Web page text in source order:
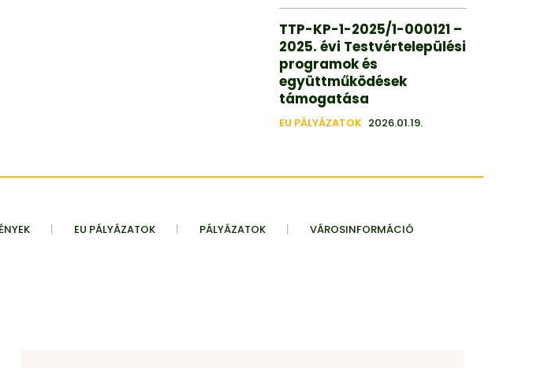
TTP-KP-1-2025/1-000121 –
2025. évi Testvértelepülési
programok és
együttműködések
támogatása
EU PÁLYÁZATOK 2026.01.19.
EU PÁLYÁZATOK PÁLYÁZATOK VÁROSINFORMÁCIÓ